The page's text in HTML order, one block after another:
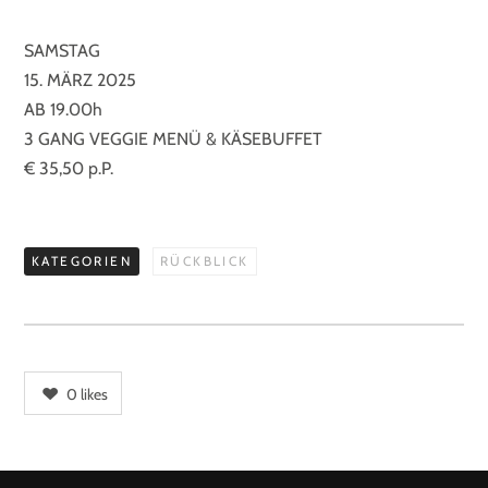
SAMSTAG
15. MÄRZ 2025
AB 19.00h
3 GANG VEGGIE MENÜ & KÄSEBUFFET
€ 35,50 p.P.
KATEGORIEN RÜCKBLICK
0 likes